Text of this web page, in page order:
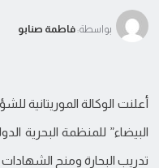
بواسطة: فاطمة صنابو
أعلنت الوكالة الموريتانية
البيضاء” للمنظمة البحرية
تدريب البحارة ومنح الشهادات